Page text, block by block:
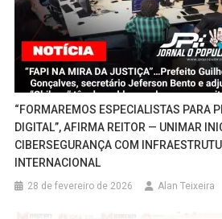
“FORMAREMOS ESPECIALISTAS PARA
DIGITAL”, AFIRMA REITOR — UNIMAR
CIBERSEGURANÇA COM
INTERNACIONAL
28 de fevereiro de 2026 Alan Teixeira